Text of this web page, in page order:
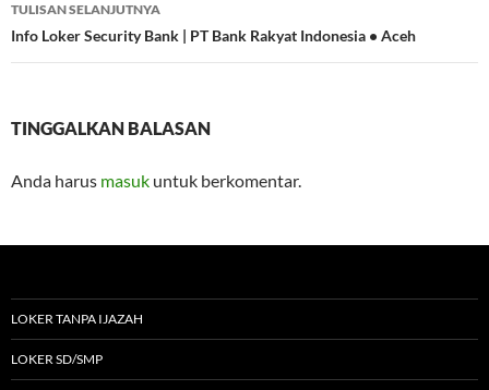
TULISAN SELANJUTNYA
Info Loker Security Bank | PT Bank Rakyat Indonesia • Aceh
TINGGALKAN BALASAN
Anda harus masuk untuk berkomentar.
LOKER TANPA IJAZAH
LOKER SD/SMP